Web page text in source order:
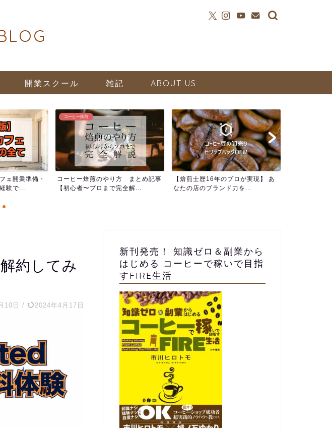
開業スクール 雑記 ABOUT US
ェ開業準備・
験で...
コーヒー焙煎
コーヒー焙煎のやり方 まとめ記事
【初心者〜プロまで完全解...
【焙煎士歴16年のプロが実現】 あ
なたの店のブランド力を...
約してみ
10日 / 2024年4月17日
新刊発売！ 知識ゼロ＆副業から
はじめる コーヒーで稼いで目指
すFIRE生活